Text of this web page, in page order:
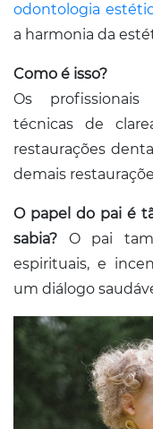
odontologia
a harmonia da
Como é isso?
Os profissionais
técnicas de
restaurações
demais
O papel do pai é
sabia? O pai
espirituais, e
um diálogo